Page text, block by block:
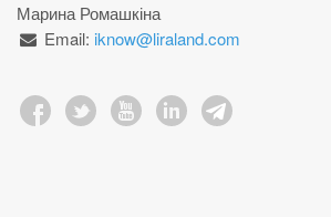
Марина Ромашкіна
Email: iknow@liraland.com